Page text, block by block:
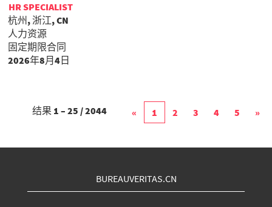
HR SPECIALIST
杭州, 浙江, CN
人力资源
固定期限合同
2026年8月4日
结果 1 – 25 /2044 « 1 2 3 4 5 »
BUREAUVERITAS.CN